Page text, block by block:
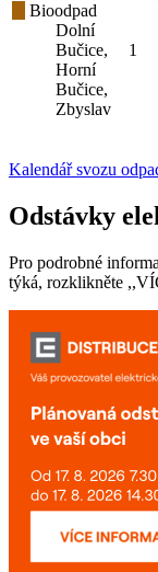
Bioodpad
Dolní
Bučice,
Horní
Bučice,
Zbyslav
1
Kalendář svozu
Odstávky
Pro podrobné
týká, rozklikněte